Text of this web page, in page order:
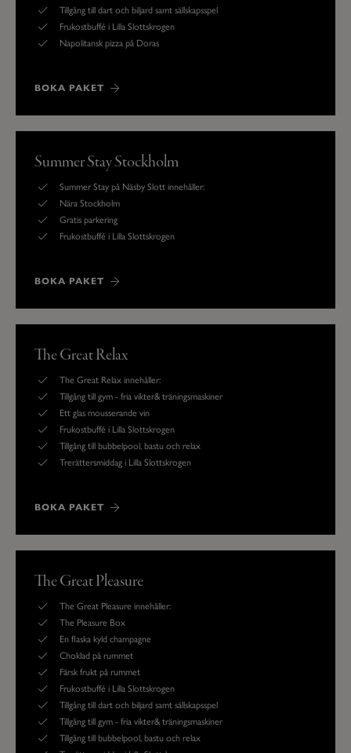
Tillgång till dart och biljard samt sällskapsspel
Frukostbuffé i Lilla Slottskrogen
Napolitansk pizza på Doras
BOKA PAKET
Summer Stay Stockholm
Summer Stay på Näsby Slott innehåller:
Nära Stockholm
Gratis parkering
Frukostbuffé i Lilla Slottskrogen
BOKA PAKET
The Great Relax
The Great Relax innehåller:
Tillgång till gym - fria vikter& träningsmaskiner
Ett glas mousserande vin
Frukostbuffé i Lilla Slottskrogen
Tillgång till bubbelpool, bastu och relax
Trerättersmiddag i Lilla Slottskrogen
BOKA PAKET
The Great Pleasure
The Great Pleasure innehåller:
The Pleasure Box
En flaska kyld champagne
Choklad på rummet
Färsk frukt på rummet
Frukostbuffé i Lilla Slottskrogen
Tillgång till dart och biljard samt sällskapsspel
Tillgång till gym - fria vikter& träningsmaskiner
Tillgång till bubbelpool, bastu och relax